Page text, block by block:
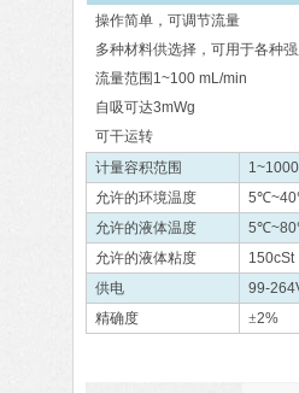
操作简单，可调节流量
多种材料供选择，可用于各种
流量范围 1~100 mL/min
自吸可达3mWg
可干运转
计量容积范围
允许的环境温度
5℃~40
允许的液体温度
5℃~80
允许的液体粘度
150cSt
供电
99-
精确度
±2%